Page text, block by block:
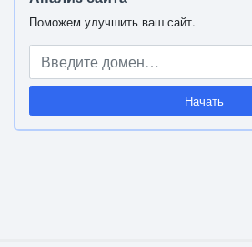
Поможем улучшить ваш сайт.
Начать